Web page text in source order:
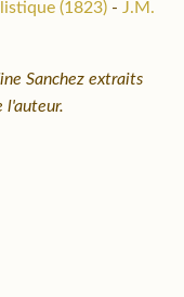
(1823) - J.M.
Sanchez extraits
l'auteur.